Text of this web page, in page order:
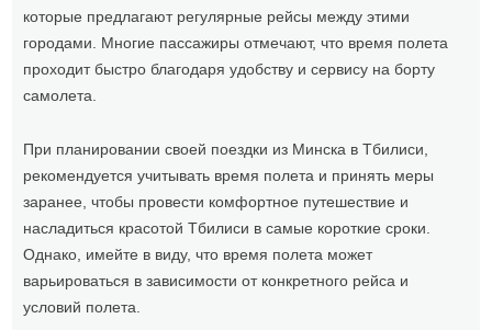
которые предлагают регулярные рейсы между этими
городами. Многие пассажиры отмечают, что время полета
проходит быстро благодаря удобству и сервису на борту
самолета.
При планировании своей поездки из Минска в Тбилиси,
рекомендуется учитывать время полета и принять меры
заранее, чтобы провести комфортное путешествие и
насладиться красотой Тбилиси в самые короткие сроки.
Однако, имейте в виду, что время полета может
варьироваться в зависимости от конкретного рейса и
условий полета.